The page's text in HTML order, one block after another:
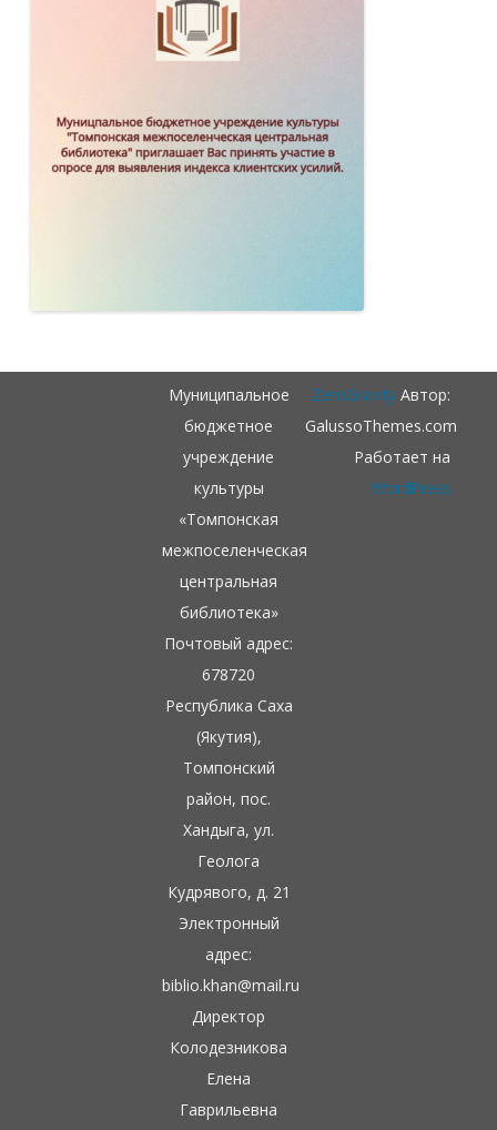
Муниципальное
бюджетное
учреждение
культуры
«Томпонская
межпоселенческая
центральная
библиотека»
Почтовый адрес:
678720
Республика Саха
(Якутия),
Томпонский
район, пос.
Хандыга, ул.
Геолога
Кудрявого, д. 21
Электронный
адрес:
biblio.khan@mail.ru
Директор
Колодезникова
Елена
Гаврильевна
ZeroGravityАвтор:
GalussoThemes.com
Работает на
WordPress